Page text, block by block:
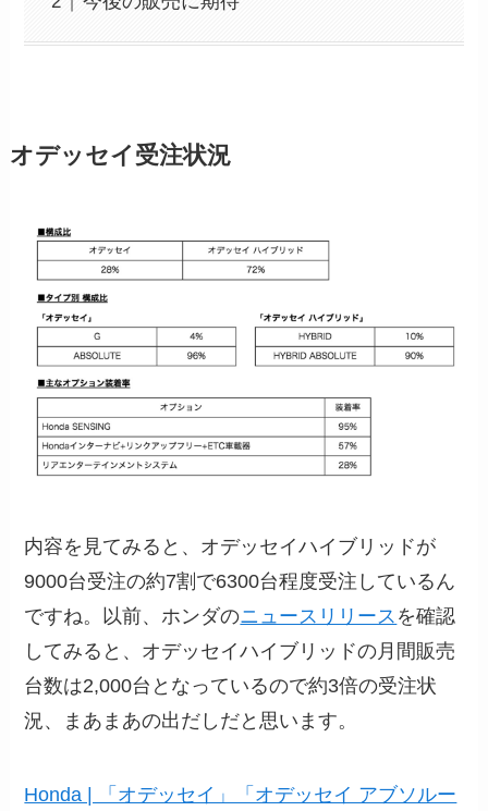
オデッセイ受注状況
内容を見てみると、オデッセイハイブリッドが
9000台受注の約7割で6300台程度受注しているん
ですね。以前、ホンダのニュースリリース を確認
してみると、オデッセイハイブリッドの月間販売
台数は2,000台となっているので約3倍の受注状
況、まあまあの出だしだと思います。
Honda | 「オデッセイ」「オデッセイ アブソルー